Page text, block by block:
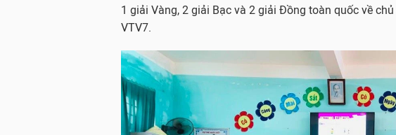
1 giải Vàng, 2 giải Bạc và 2 giải Đồng toàn quốc về
VTV7.